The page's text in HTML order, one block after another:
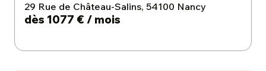
29 Rue de Château-Salins, 54100 Nancy
dès 1077 € / mois